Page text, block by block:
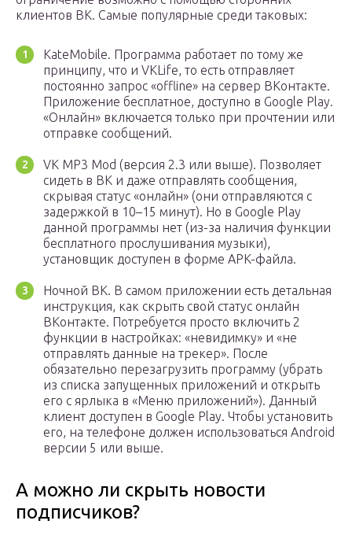
клиентов ВК. Самые популярные среди таковых:
KateMobile. Программа работает по тому же
принципу, что и VKLife, то есть отправляет
постоянно запрос «offline» на сервер ВКонтакте.
Приложение бесплатное, доступно в Google Play.
«Онлайн» включается только при прочтении или
отправке сообщений.
VK MP3 Mod (версия 2.3 или выше). Позволяет
сидеть в ВК и даже отправлять сообщения,
скрывая статус «онлайн» (они отправляются с
задержкой в 10–15 минут). Но в Google Play
данной программы нет (из-за наличия функции
бесплатного прослушивания музыки),
установщик доступен в форме APK-файла.
Ночной ВК. В самом приложении есть детальная
инструкция, как скрыть свой статус онлайн
ВКонтакте. Потребуется просто включить 2
функции в настройках: «невидимку» и «не
отправлять данные на трекер». После
обязательно перезагрузить программу (убрать
из списка запущенных приложений и открыть
его с ярлыка в «Меню приложений»). Данный
клиент доступен в Google Play. Чтобы установить
его, на телефоне должен использоваться Android
версии 5 или выше.
А можно ли скрыть новости
подписчиков?